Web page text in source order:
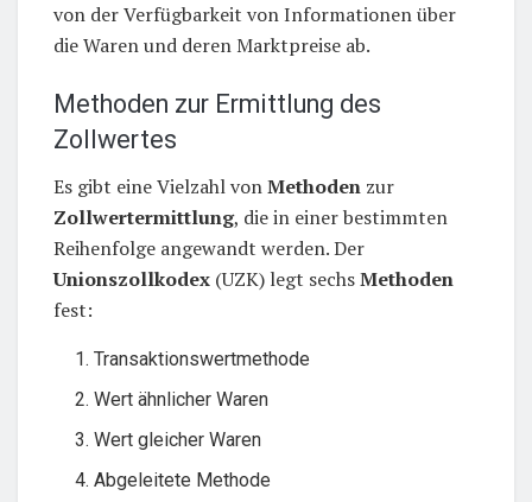
von der Verfügbarkeit von Informationen über
die Waren und deren Marktpreise ab.
Methoden zur Ermittlung des
Zollwertes
Es gibt eine Vielzahl vonMethoden zur
Zollwertermittlung, die in einer bestimmten
Reihenfolge angewandt werden. Der
Unionszollkodex (UZK) legt sechsMethoden
fest:
Transaktionswertmethode
Wert ähnlicher Waren
Wert gleicher Waren
Abgeleitete Methode